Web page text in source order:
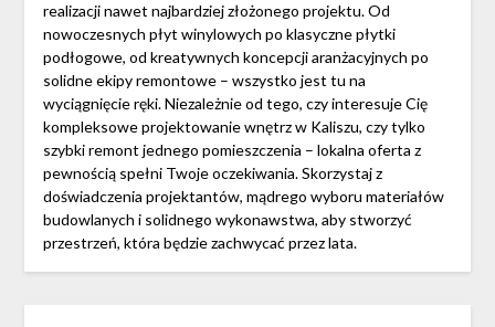
realizacji nawet najbardziej złożonego projektu. Od
nowoczesnych płyt winylowych po klasyczne płytki
podłogowe, od kreatywnych koncepcji aranżacyjnych po
solidne ekipy remontowe – wszystko jest tu na
wyciągnięcie ręki. Niezależnie od tego, czy interesuje Cię
kompleksowe projektowanie wnętrz w Kaliszu, czy tylko
szybki remont jednego pomieszczenia – lokalna oferta z
pewnością spełni Twoje oczekiwania. Skorzystaj z
doświadczenia projektantów, mądrego wyboru materiałów
budowlanych i solidnego wykonawstwa, aby stworzyć
przestrzeń, która będzie zachwycać przez lata.